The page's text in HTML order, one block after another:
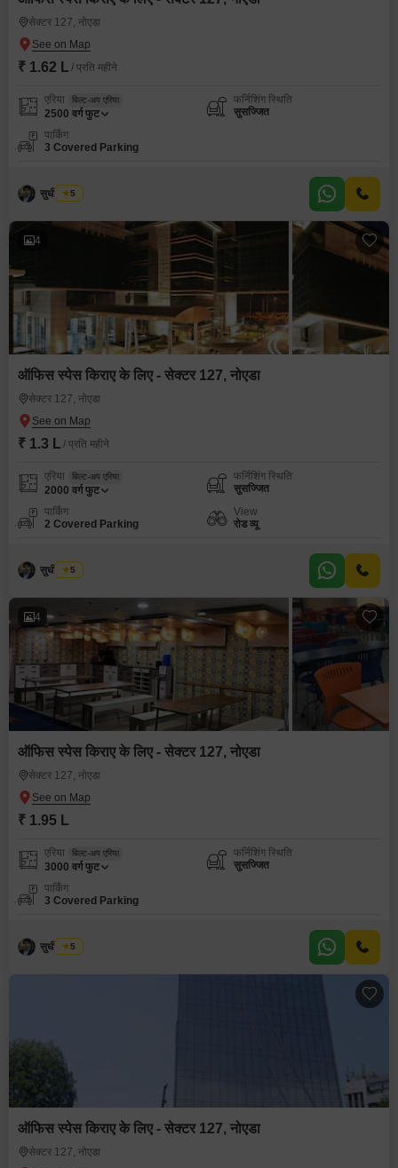
सेक्टर 127, नोएडा
₹ 1.62 L / प्रति महीने
एरिया बिल्ट-अप एरिया
2500 वर्ग फुट
फर्निशिंग स्थिति
सुसज्जित
पार्किंग
3 Covered Parking
सुधीर कुमार
5
4
ऑफिस स्पेस किराए के लिए - सेक्टर 127, नोएडा
सेक्टर 127, नोएडा
₹ 1.3 L / प्रति महीने
एरिया बिल्ट-अप एरिया
2000 वर्ग फुट
फर्निशिंग स्थिति
सुसज्जित
पार्किंग
2 Covered Parking
View
रोड व्यू
सुधीर कुमार
5
4
ऑफिस स्पेस किराए के लिए - सेक्टर 127, नोएडा
सेक्टर 127, नोएडा
₹ 1.95 L
एरिया बिल्ट-अप एरिया
3000 वर्ग फुट
फर्निशिंग स्थिति
सुसज्जित
पार्किंग
3 Covered Parking
सुधीर कुमार
5
ऑफिस स्पेस किराए के लिए - सेक्टर 127, नोएडा
सेक्टर 127, नोएडा